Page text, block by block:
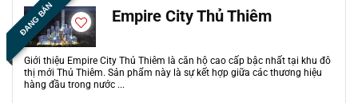
ĐANG BÁN Empire City Thủ Thiêm
Giới thiệu Empire City Thủ Thiêm là căn hộ cao cấp bậc nhất tại khu đô
thị mới Thủ Thiêm. Sản phẩm này là sự kết hợp giữa các thương hiệu
hàng đầu trong nước ...